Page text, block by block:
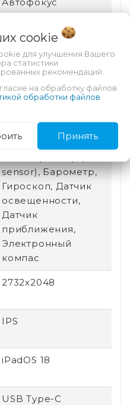
Для видео, Для игр,
Для работы
sensor), Барометр,
Гироскоп, Датчик
освещенности,
Датчик
приближения,
Электронный
компас
2732x2048
IPS
iPadOS 18
USB Type-C
cookie
для улучшения Вашего
статистики
рекомендаций.
на обработку файлов
обработки файлов
Принять